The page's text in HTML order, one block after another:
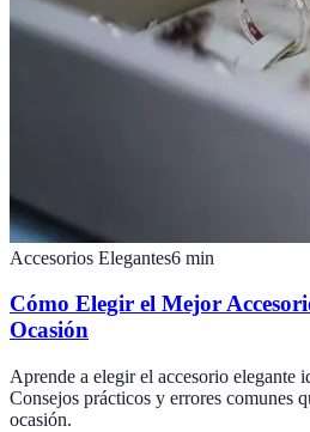
Accesorios Elegantes6 min
Cómo Elegir el Mejor
Ocasión
Aprende a elegir el accesorio elegante
Consejos prácticos y errores comunes
ocasión.